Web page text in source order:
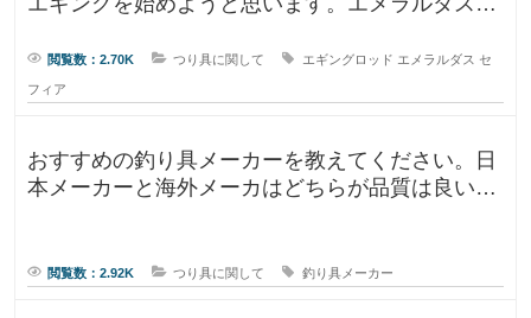
閲覧数：2.70K つり具に関して エギングロッド エメラルダス セ
フィア
おすすめの釣り具メーカーを教えてください。日
本メーカーと海外メーカはどちらが品質は良いで
閲覧数：2.92K つり具に関して 釣り具メーカー